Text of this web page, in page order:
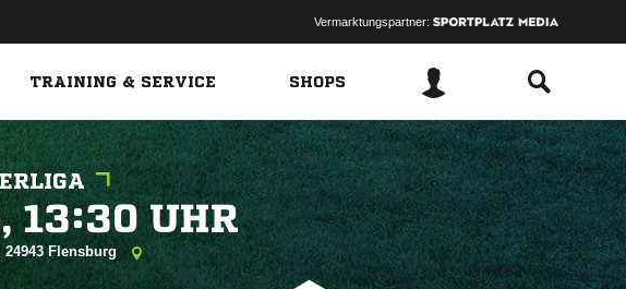
Vermarktungspartner:
TRAINING & SERVICE SHOPS
  
Flensburg